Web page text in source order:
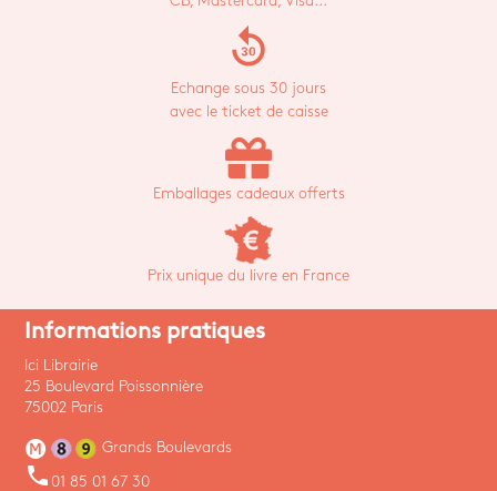
replay_30
Echange sous 30 jours
avec le ticket de caisse
Emballages cadeaux offerts
Prix unique du livre en France
Informations pratiques
Ici Librairie
25 Boulevard Poissonnière
75002 Paris
Grands Boulevards
phone 01 85 01 67 30